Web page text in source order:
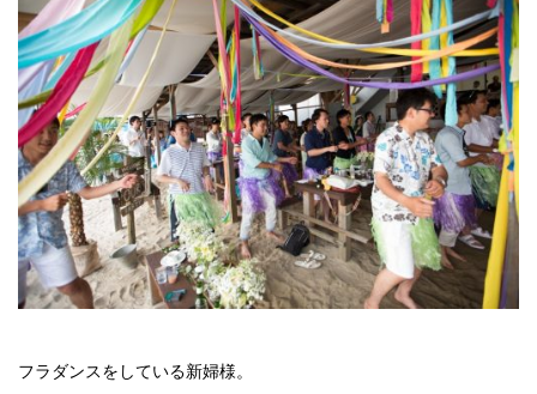
フラダンスをしている新婦様。